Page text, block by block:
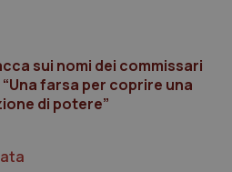
sui nomi dei commissari
farsa per coprire una
di potere”